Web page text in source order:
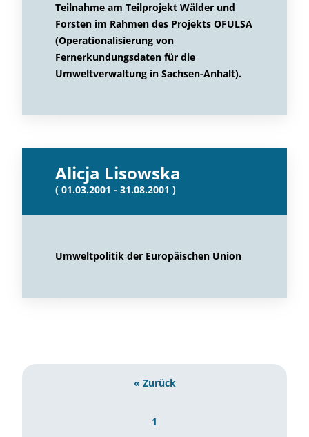
Teilnahme am Teilprojekt Wälder und
Forsten im Rahmen des Projekts OFULSA
(Operationalisierung von
Fernerkundungsdaten für die
Umweltverwaltung in Sachsen-Anhalt).
Alicja Lisowska
( 01.03.2001 - 31.08.2001 )
Umweltpolitik der Europäischen Union
« Zurück
1